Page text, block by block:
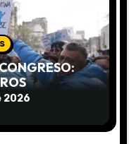
LA
2026